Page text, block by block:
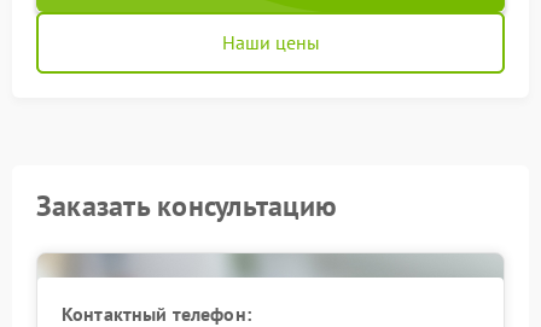
Наши цены
Заказать консультацию
Контактный телефон: